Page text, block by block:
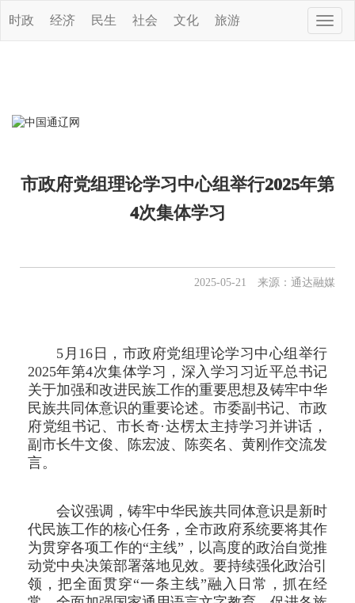
Toggle
时政 经济 民生 社会 文化 旅游
市政府党组理论学习中心组举行2025年第
4次集体学习
2025-05-21 来源：通达融媒
5月16日，市政府党组理论学习中心组举行
2025年第4次集体学习，深入学习习近平总书记
关于加强和改进民族工作的重要思想及铸牢中华
民族共同体意识的重要论述。市委副书记、市政
府党组书记、市长奇·达楞太主持学习并讲话，
副市长牛文俊、陈宏波、陈奕名、黄刚作交流发
言。
会议强调，铸牢中华民族共同体意识是新时
代民族工作的核心任务，全市政府系统要将其作
为贯穿各项工作的“主线”，以高度的政治自觉推
动党中央决策部署落地见效。要持续强化政治引
领，把全面贯穿“一条主线”融入日常，抓在经